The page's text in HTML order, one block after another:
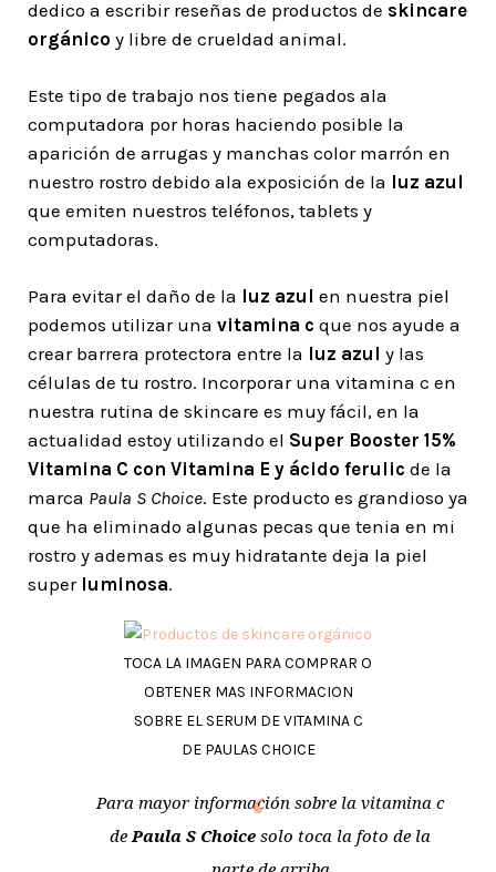
dedico a escribir reseñas de productos de skincare
orgánico y libre de crueldad animal.
Este tipo de trabajo nos tiene pegados ala
computadora por horas haciendo posible la
aparición de arrugas y manchas color marrón en
nuestro rostro debido ala exposición de la luz azul
que emiten nuestros teléfonos, tablets y
computadoras.
Para evitar el daño de la luz azul en nuestra piel
podemos utilizar una vitamina c que nos ayude a
crear barrera protectora entre la luz azul y las
células de tu rostro. Incorporar una vitamina c en
nuestra rutina de skincare es muy fácil, en la
actualidad estoy utilizando el Super Booster 15%
Vitamina C con Vitamina E y ácido ferulic de la
marca Paula S Choice. Este producto es grandioso ya
que ha eliminado algunas pecas que tenia en mi
rostro y ademas es muy hidratante deja la piel
super luminosa.
TOCA LA IMAGEN PARA COMPRAR O
OBTENER MAS INFORMACION
SOBRE EL SERUM DE VITAMINA C
DE PAULAS CHOICE
Para mayor información sobre la vitamina c
dePaula S Choice solo toca la foto de la